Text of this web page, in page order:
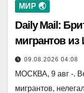
МИР 🌏
Daily Mail:
мигрантов из
09.08.2026 04:08
МОСКВА, 9 авг -.
мигрантов,